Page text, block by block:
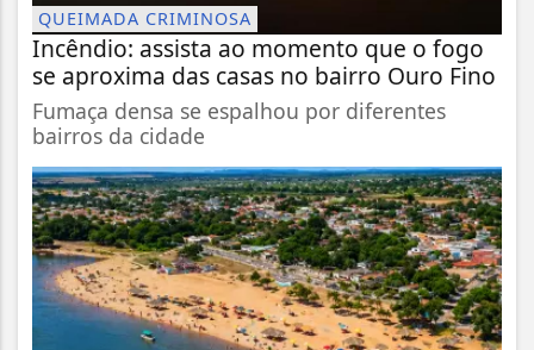
QUEIMADA CRIMINOSA
Incêndio: assista ao momento que o fogo
se aproxima das casas no bairro Ouro Fino
Fumaça densa se espalhou por diferentes
bairros da cidade